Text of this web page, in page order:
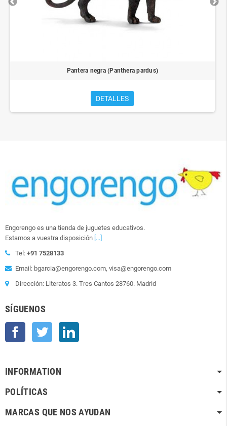
Pantera negra (Panthera pardus)
DETALLES
Engorengo es una tienda de juguetes educativos.
Estamos a vuestra disposición [...]
Tel: +91 7528133
Email: bgarcia@engorengo.com, visa@engorengo.com
Dirección: Literatos 3. Tres Cantos 28760. Madrid
SÍGUENOS
Facebook Twitter
INFORMATION
POLÍTICAS
MARCAS QUE NOS AYUDAN